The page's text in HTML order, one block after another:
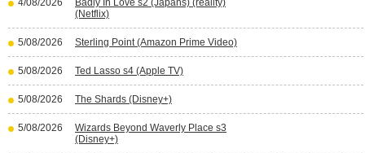
4/08/2026
Badly In Love s2 (Japans) (reality)
(Netflix)
5/08/2026 Sterling Point (Amazon Prime Video)
5/08/2026 Ted Lasso s4 (Apple TV)
5/08/2026 The Shards (Disney+)
5/08/2026
Wizards Beyond Waverly Place s3
(Disney+)